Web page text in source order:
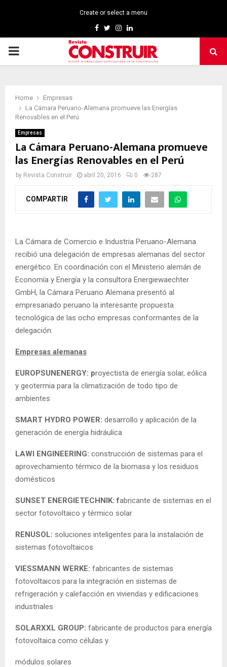
Create or select a menu
Facebook
TwitterInstagram
Linkedin
PRIMARY
Home
Empresas
La Cámara Peruano-Alemana promueve las Energías
Renovables en el Perú
Empresas
La Cámara Peruano-Alemana promueve
las Energías Renovables en el Perú
by Revista Construir abril 20, 2016 0 287
COMPARTIR
La Cámara de Comercio e Industria Peruano-Alemana
recibió una delegación de empresas alemanas del sector
energético. En coordinación con el Ministerio alemán de
Economía y Energía y la consultora Energiewaechter
GmbH, la Cámara Peruano Alemana presentó al
empresariado peruano la interesante propuesta
tecnológica de las ocho empresas conformantes de la
delegación.
Empresas alemanas
EUROPSUNENERGY: proyectista de energía solar, eólica
y geotermia para la climatización de todo tipo de
ambientes
SMART HYDRO POWER: desarrollo y aplicación de la
generación de energía hidráulica
LAWI ENGINEERING: construcción de sistemas para el
aprovechamiento térmico de la biomasa y los residuos
domésticos
SUNSET ENERGIETECHNIK: fabricante de sistemas en el
sector fotovoltaico y térmico solar
RENUSOL: soluciones inteligentes para la instalación de
sistemas fotovoltaicos
VIESSMANN WERKE: fabricantes de sistemas
fotovoltaicos para la integración en sistemas de
refrigeración y calefacción en viviendas y edificaciones
industriales
SOLARXXL GROUP: fabricante de productos para energía
fotovoltaica como células y
módulos solares